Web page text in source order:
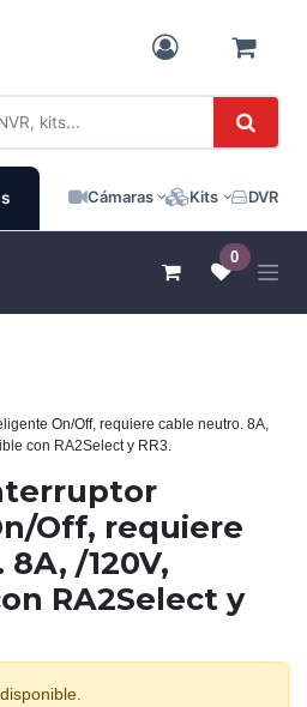
Cámaras Kits DVR /
0
Off, requiere
/120V,
RA2Select y